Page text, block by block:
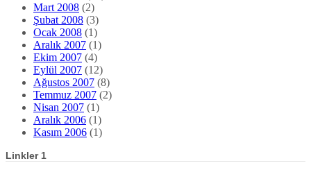
Mart 2008 (2)
Şubat 2008 (3)
Ocak 2008 (1)
Aralık 2007 (1)
Ekim 2007 (4)
Eylül 2007 (12)
Ağustos 2007 (8)
Temmuz 2007 (2)
Nisan 2007 (1)
Aralık 2006 (1)
Kasım 2006 (1)
Linkler 1